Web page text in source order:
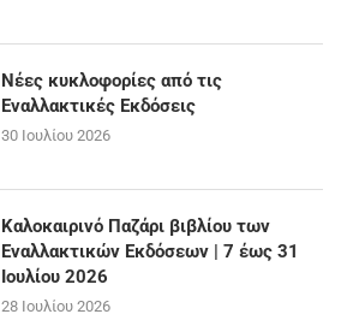
Νέες κυκλοφορίες από τις
Εναλλακτικές Εκδόσεις
30 Ιουλίου 2026
Καλοκαιρινό Παζάρι βιβλίου των
Εναλλακτικών Εκδόσεων | 7 έως 31
Ιουλίου 2026
28 Ιουλίου 2026